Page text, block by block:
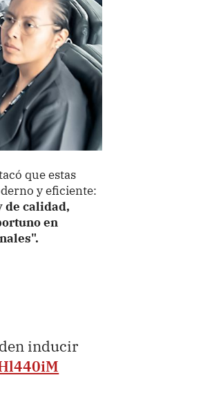
que estas
y eficiente:
de calidad,
en
inducir